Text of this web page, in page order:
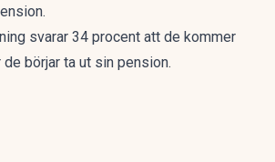
svarar 34 procent att de kommer
börjar ta ut sin pension.